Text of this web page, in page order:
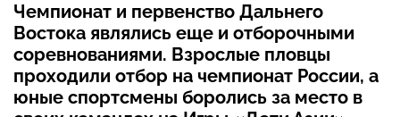
Чемпионат и первенство Дальнего
Востока являлись еще и отборочными
соревнованиями. Взрослые пловцы
проходили отбор на чемпионат России, а
юные спортсмены боролись за место в